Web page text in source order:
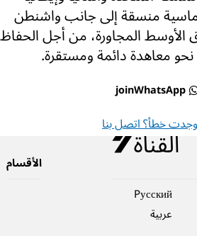
منسقة إلى جانب واشنطن
المجاورة، من أجل الحفاظ
معاهدة دائمة ومستقرة.
joinWhatsApp
خطأ؟ اتصل بنا
Pусский
عربية
الأقسام